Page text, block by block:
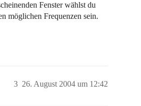
Fenster wählst du
möglichen Frequenzen sein.
26. August 2004 um 12:42
3